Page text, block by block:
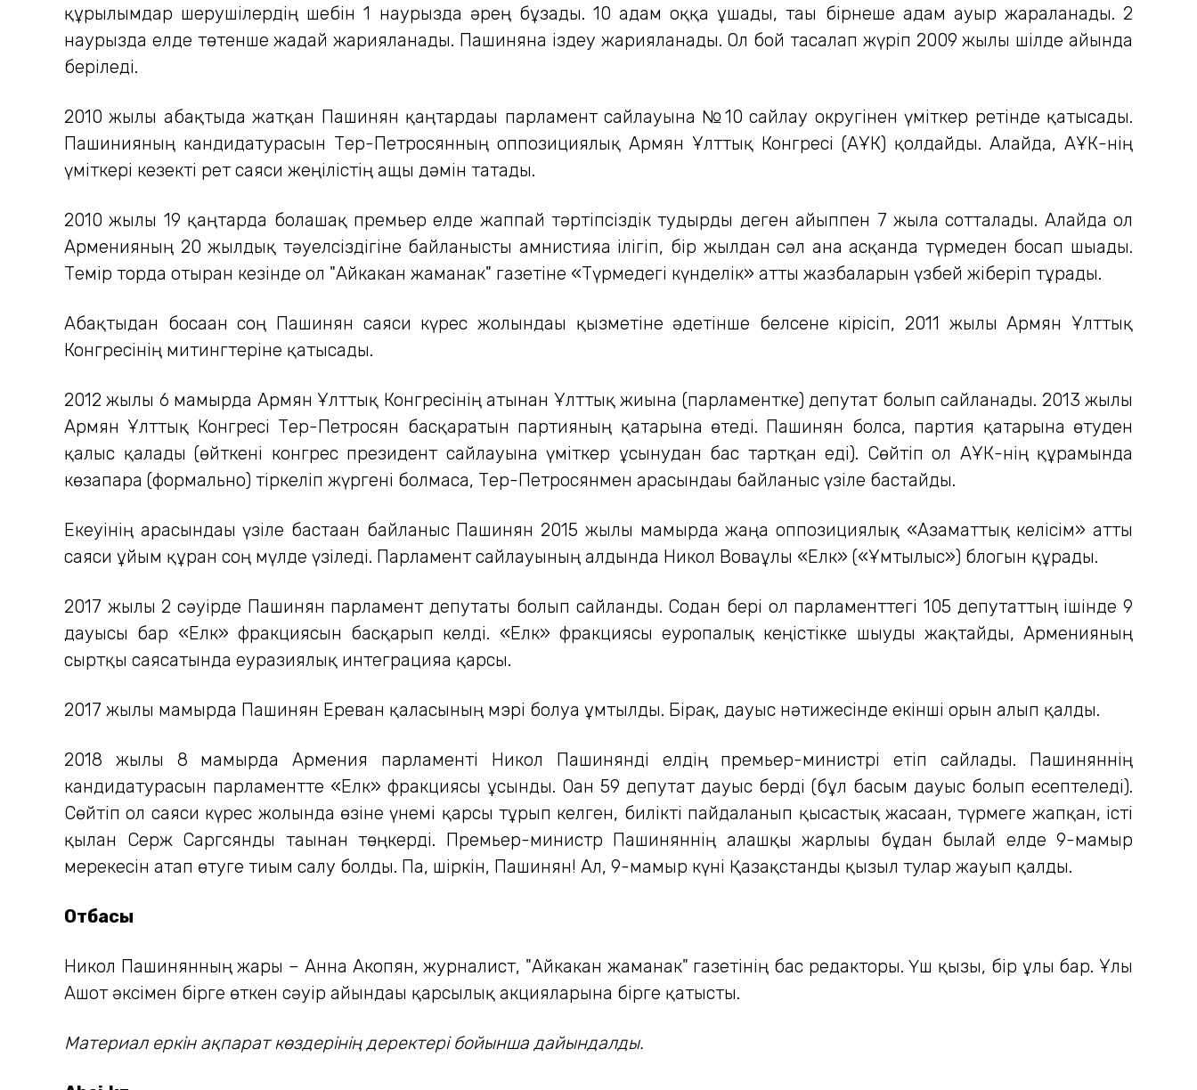
құрылымдар шерушілердің шебін 1 наурызда әрең бұзады. 10 адам оққа ұшады, тағы бірнеше адам ауыр жараланады. 2
наурызда елде төтенше жағдай жарияланады. Пашинянға іздеу жарияланады. Ол бой тасалап жүріп 2009 жылы шілде айында
беріледі.
2010 жылы абақтыда жатқан Пашинян қаңтардағы парламент сайлауына №10 сайлау округінен үміткер ретінде қатысады.
Пашинияның кандидатурасын Тер-Петросянның оппозициялық Армян Ұлттық Конгресі (АҰК) қолдайды. Алайда, АҰК-нің
үміткері кезекті рет саяси жеңілістің ащы дәмін татады.
2010 жылы 19 қаңтарда болашақ премьер елде жаппай тәртіпсіздік тудырды деген айыппен 7 жылға сотталады. Алайда ол
Арменияның 20 жылдық тәуелсіздігіне байланысты амнистияға ілігіп, бір жылдан сәл ғана асқанда түрмеден босап шығады.
Темір торда отырған кезінде ол "Айкакан жаманак" газетіне «Түрмедегі күнделік» атты жазбаларын үзбей жіберіп тұрады.
Абақтыдан босаған соң Пашинян саяси күрес жолындағы қызметіне әдетінше белсене кірісіп, 2011 жылы Армян Ұлттық
Конгресінің митингтеріне қатысады.
2012 жылы 6 мамырда Армян Ұлттық Конгресінің атынан Ұлттық жиынға (парламентке) депутат болып сайланады. 2013 жылы
Армян Ұлттық Конгресі Тер-Петросян басқаратын партияның қатарына өтеді. Пашинян болса, партия қатарына өтуден
қалыс қалады (өйткені конгрес президент сайлауына үміткер ұсынудан бас тартқан еді). Сөйтіп ол АҰК-нің құрамында
көзапара (формально) тіркеліп жүргені болмаса, Тер-Петросянмен арасындағы байланыс үзіле бастайды.
Екеуінің арасындағы үзіле бастаған байланыс Пашинян 2015 жылы мамырда жаңа оппозициялық «Азаматтық келісім» атты
саяси ұйым құрған соң мүлде үзіледі. Парламент сайлауының алдында Никол Воваұлы «Елк» («Ұмтылыс») блогын құрады.
2017 жылы 2 сәуірде Пашинян парламент депутаты болып сайланды. Содан бері ол парламенттегі 105 депутаттың ішінде 9
дауысы бар «Елк» фракциясын басқарып келді. «Елк» фракциясы еуропалық кеңістікке шығуды жақтайды, Арменияның
сыртқы саясатында еуразиялық интеграцияға қарсы.
2017 жылы мамырда Пашинян Ереван қаласының мэрі болуға ұмтылды. Бірақ, дауыс нәтижесінде екінші орын алып қалды.
2018 жылы 8 мамырда Армения парламенті Никол Пашинянді елдің премьер-министрі етіп сайлады. Пашиняннің
кандидатурасын парламентте «Елк» фракциясы ұсынды. Оған 59 депутат дауыс берді (бұл басым дауыс болып есептеледі).
Сөйтіп ол саяси күрес жолында өзіне үнемі қарсы тұрып келген, билікті пайдаланып қысастық жасаған, түрмеге жапқан, істі
қылған Серж Саргсянды тағынан төңкерді. Премьер-министр Пашиняннің алғашқы жарлығы бұдан былай елде 9-мамыр
мерекесін атап өтуге тиым салу болды. Па, шіркін, Пашинян! Ал, 9-мамыр күні Қазақстанды қызыл тулар жауып қалды.
Отбасы
Никол Пашинянның жары – Анна Акопян, журналист, "Айкакан жаманак" газетінің бас редакторы. Үш қызы, бір ұлы бар. Ұлы
Ашот әксімен бірге өткен сәуір айындағы қарсылық акцияларына бірге қатысты.
Материал еркін ақпарат көздерінің деректері бойынша дайындалды.